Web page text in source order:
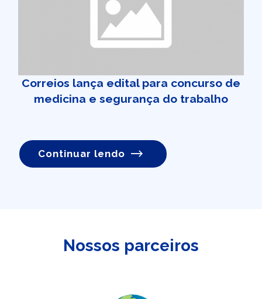
Correios lança edital para concurso de
medicina e segurança do trabalho
Continuar lendo
Nossos parceiros